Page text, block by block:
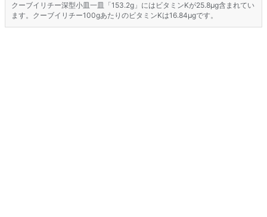
クーブイリチー深型小皿一皿「153.2g」にはビタミンKが25.8μg含まれてい
ます。クーブイリチー100gあたりのビタミンKは16.84μgです。